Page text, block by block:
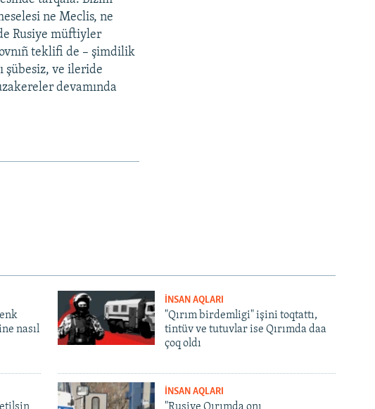
ne Meclis, ne
Rusiye müftiyler
teklifi de – şimdilik
şübesiz, ve ileride
devamında
nasıl
İNSAN AQLARI
"Qırım birdemligi" işini toqtattı,
tintüv ve tutuvlar ise Qırımda daa
çoq oldı
etilsin
İNSAN AQLARI
"Rusiye Qırımda onı